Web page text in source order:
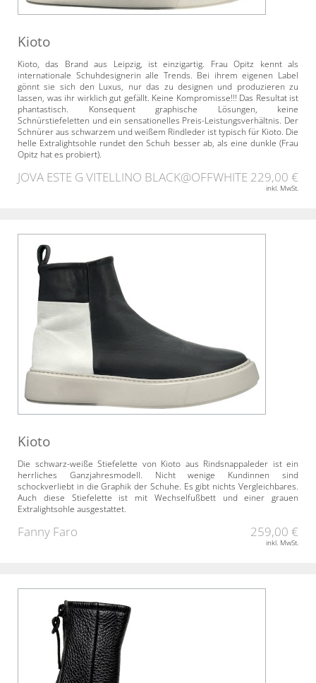
Kioto
Kioto, das Brand aus Leipzig, ist einzigartig. Frau Opitz kennt als
internationale Schuhdesignerin alle Trends. Bei ihrem eigenen Label
gönnt sie sich den Luxus, nur das zu designen und produzieren zu
lassen, was ihr wirklich gut gefällt. Keine Kompromisse!!! Das Resultat ist
phantastisch. Konsequent graphische Lösungen, keine
Schnürstiefeletten und ein sensationelles Preis-Leistungsverhältnis. Der
Schnürer aus schwarzem und weißem Rindleder ist typisch für Kioto. Die
helle Extralightsohle rundet den Schuh besser ab, als eine dunkle (Frau
Opitz hat es probiert).
JOVA ESTE G VITELLINO BLACK@OFFWHITE 229,00 €
inkl. MwSt.
Kioto
Die schwarz-weiße Stiefelette von Kioto aus Rindsnappaleder ist ein
herrliches Ganzjahresmodell. Nicht wenige Kundinnen sind
schockverliebt in die Graphik der Schuhe. Es gibt nichts Vergleichbares.
Auch diese Stiefelette ist mit Wechselfußbett und einer grauen
Extralightsohle ausgestattet.
Fanny Faro 259,00 €
inkl. MwSt.